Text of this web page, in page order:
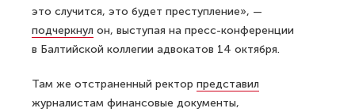
это случится, это будет преступление», —
подчеркнул он, выступая на пресс-конференции
в Балтийской коллегии адвокатов 14 октября.
Там же отстраненный ректор представил
журналистам финансовые документы,